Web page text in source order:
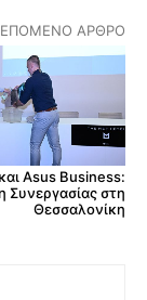
ΕΠΌΜΕΝΟ ΆΡΘΡΟ
Asus Business:
Συνεργασίας στη
Θεσσαλονίκη